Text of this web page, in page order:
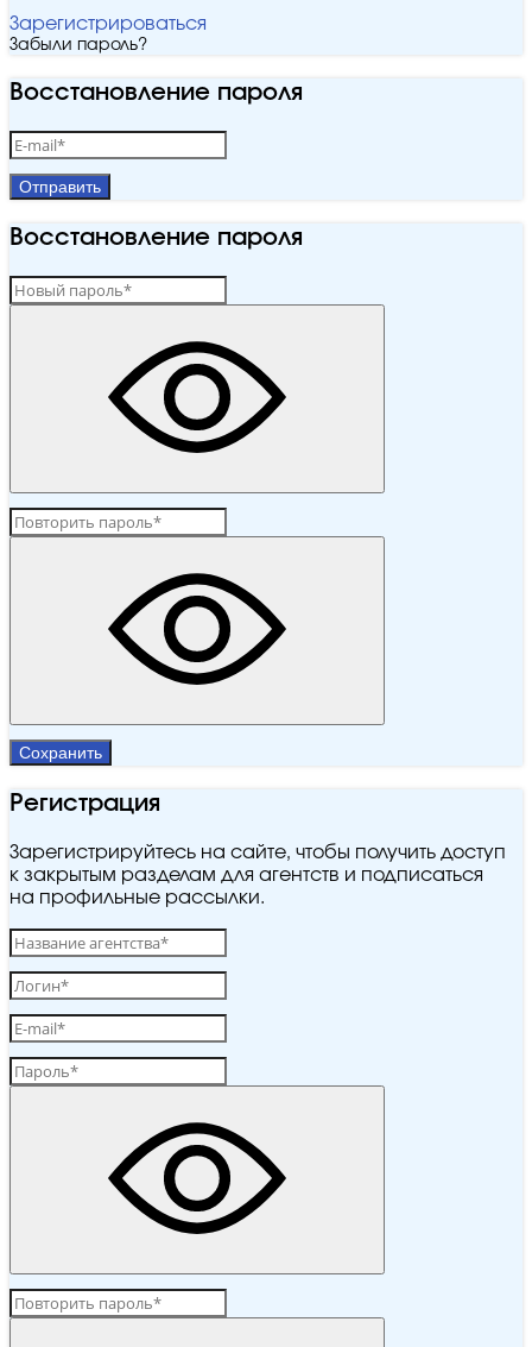
Зарегистрироваться
Забыли пароль?
Восстановление пароля
Отправить
Восстановление пароля
Сохранить
Регистрация
Зарегистрируйтесь на сайте, чтобы получить доступ
к закрытым разделам для агентств и подписаться
на профильные рассылки.